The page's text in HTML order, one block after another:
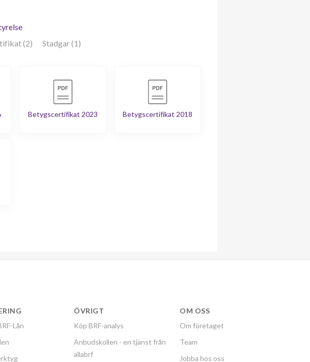
(2) Stadgar (1)
Betygscertifikat 2023 Betygscertifikat 2018
Lån
ÖVRIGT
Köp BRF-analys
Anbudskollen - en tjänst från
allabrf
OM OSS
Om företaget
Team
Jobba hos oss